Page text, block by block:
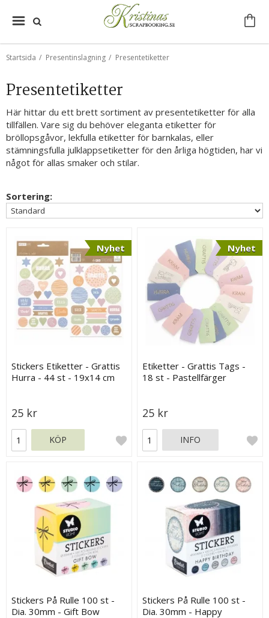
Startsida / Presentinslagning / Presentetiketter
Presentetiketter
Här hittar du ett brett sortiment av presentetiketter för alla
tillfällen. Vare sig du behöver eleganta etiketter för
bröllopsgåvor, lekfulla etiketter för barnkalas, eller
stämningsfulla julklappsetiketter för den årliga högtiden, har vi
något för allas smaker och stilar.
Sortering:
Nyhet
Stickers Etiketter - Grattis
Hurra - 44 st - 19x14 cm
25 kr
KÖP
Nyhet
Etiketter - Grattis Tags -
18 st - Pastellfärger
25 kr
INFO
Stickers På Rulle 100 st -
Dia. 30mm - Gift Bow
Stickers På Rulle 100 st -
Dia. 30mm - Happy